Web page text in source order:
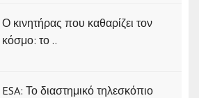
Ο κινητήρας που καθαρίζει τον
κόσμο: το ..
ESA: Το διαστημικό τηλεσκόπιο